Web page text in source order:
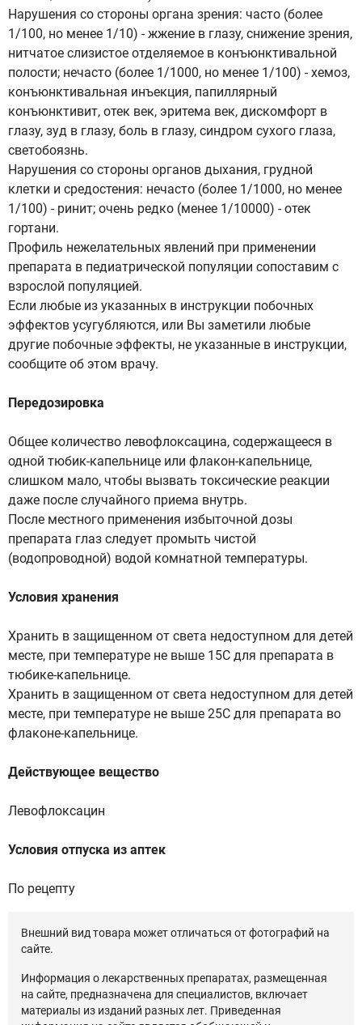
Нарушения со стороны органа зрения: часто (более
1/100, но менее 1/10) - жжение в глазу, снижение зрения,
нитчатое слизистое отделяемое в конъюнктивальной
полости; нечасто (более 1/1000, но менее 1/100) - хемоз,
конъюнктивальная инъекция, папиллярный
конъюнктивит, отек век, эритема век, дискомфорт в
глазу, зуд в глазу, боль в глазу, синдром сухого глаза,
светобоязнь.
Нарушения со стороны органов дыхания, грудной
клетки и средостения: нечасто (более 1/1000, но менее
1/100) - ринит; очень редко (менее 1/10000) - отек
гортани.
Профиль нежелательных явлений при применении
препарата в педиатрической популяции сопоставим с
взрослой популяцией.
Если любые из указанных в инструкции побочных
эффектов усугубляются, или Вы заметили любые
другие побочные эффекты, не указанные в инструкции,
сообщите об этом врачу.
Передозировка
Общее количество левофлоксацина, содержащееся в
одной тюбик-капельнице или флакон-капельнице,
слишком мало, чтобы вызвать токсические реакции
даже после случайного приема внутрь.
После местного применения избыточной дозы
препарата глаз следует промыть чистой
(водопроводной) водой комнатной температуры.
Условия хранения
Хранить в защищенном от света недоступном для детей
месте, при температуре не выше 15C для препарата в
тюбике-капельнице.
Хранить в защищенном от света недоступном для детей
месте, при температуре не выше 25C для препарата во
флаконе-капельнице.
Действующее вещество
Левофлоксацин
Условия отпуска из аптек
По рецепту
Внешний вид товара может отличаться от фотографий на
сайте.
Информация о лекарственных препаратах, размещенная
на сайте, предназначена для специалистов, включает
материалы из изданий разных лет. Приведенная